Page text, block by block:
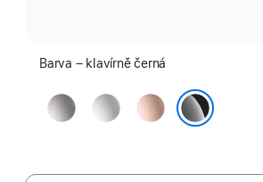
Barva – klavírně černá
vesmírně
šedá
stříbrnárůžově
zlatá